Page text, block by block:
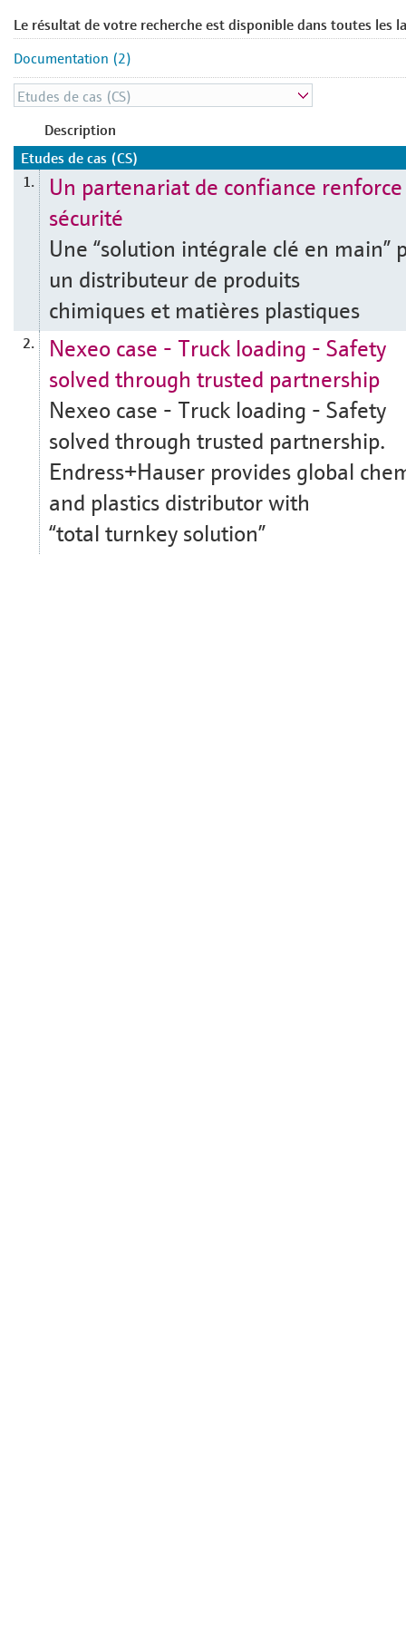
Le résultat de votre recherche est disponible dans toutes les
Documentation (2)
Description
Etudes de cas (CS)
1.
Un partenariat de confiance
sécurité
Une “solution intégrale clé en main”
un distributeur de produits
chimiques et matières plastiques
2.
Nexeo case - Truck loading - Safety
solved through trusted partnership
Nexeo case - Truck loading - Safety
solved through trusted partnership.
Endress+Hauser provides global
and plastics distributor with
“total turnkey solution”